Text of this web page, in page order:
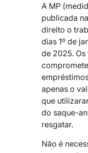
A MP
publicada
direito o
dias 1º de
de 2025.
apenas o
que
do saque-
resgatar.
Não é